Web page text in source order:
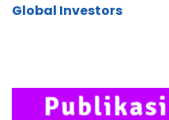
Global Investors